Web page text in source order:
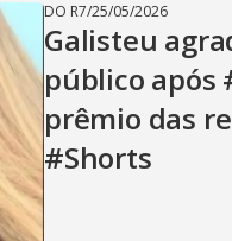
DO R7/25/05/2026
Galisteu
público após
prêmio das
#Shorts